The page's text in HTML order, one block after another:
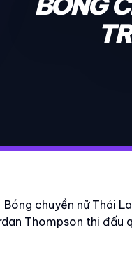
chuyền nữ Thái
Thompson thi đấu